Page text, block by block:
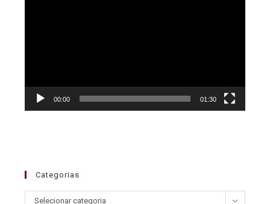
00:00 01:30
Categorias
Selecionar categoria